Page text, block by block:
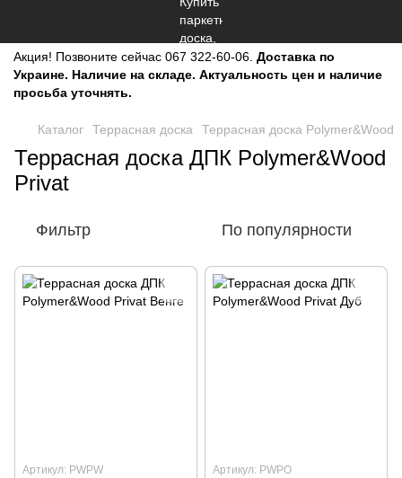
Акция! Позвоните сейчас 067 322-60-06. Доставка по
Украине. Наличие на складе. Актуальность цен и наличие
просьба уточнять.
Каталог Террасная доска Террасная доска Polymer&Wood
Террасная доска ДПК Polymer&Wood
Privat
Фильтр По популярности
Артикул: PWPW Артикул: PWPO